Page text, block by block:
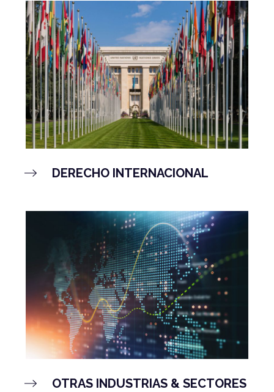
DERECHO INTERNACIONAL
OTRAS INDUSTRIAS & SECTORES